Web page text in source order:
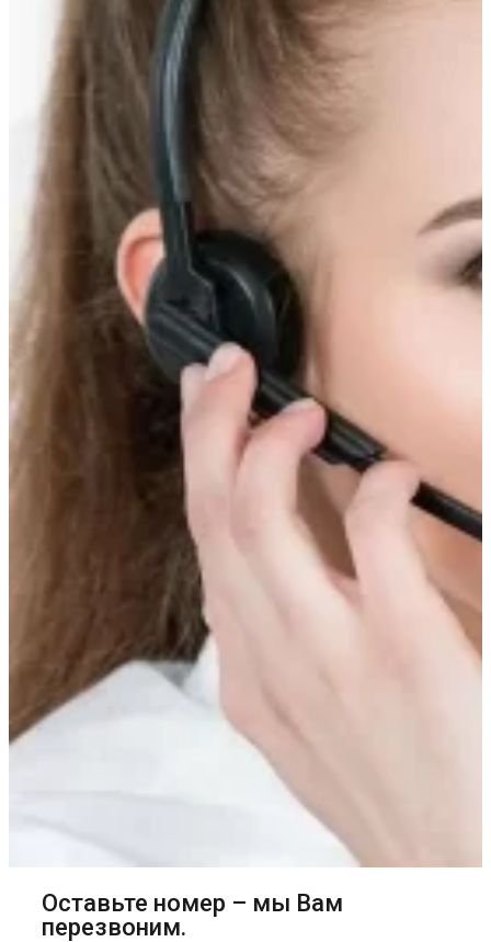
Оставьте номер – мы Вам
перезвоним.